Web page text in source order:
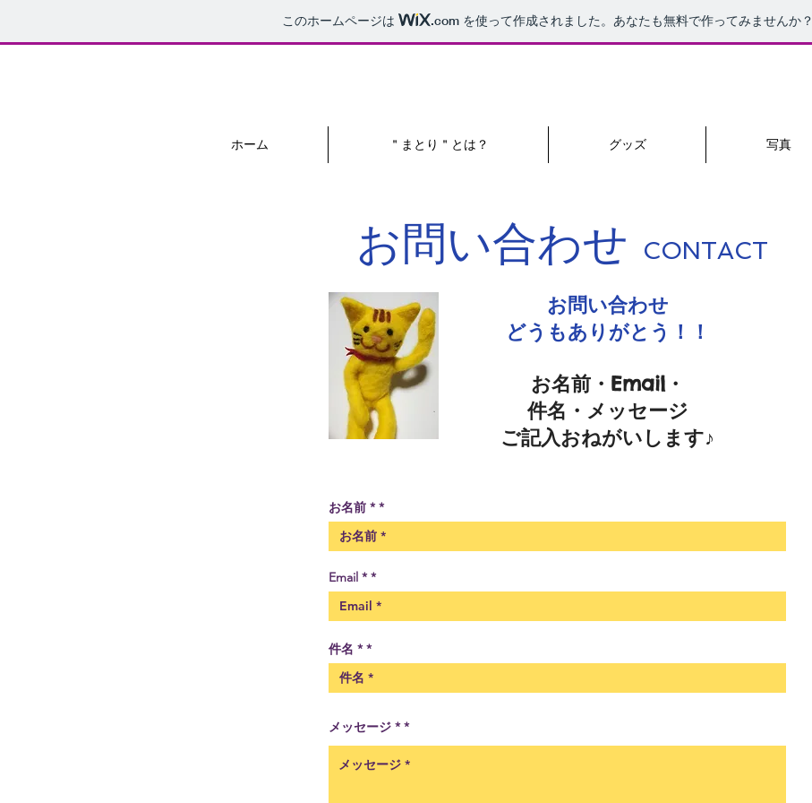
このホームページは .com を使って作成されました。あなたも無料で作ってみませんか？
ホーム ＂まとり＂とは？ グッズ 写真
お問い合わせ CONTACT
お問い合わせ
どうもありがとう！！
お名前・Email・
件名・メッセージ
ご記入おねがいします♪
お名前 *
Email *
件名 *
メッセージ *